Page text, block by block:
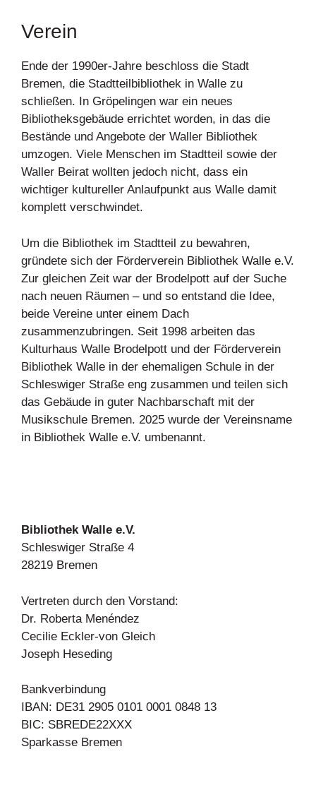
Verein
Ende der 1990er-Jahre beschloss die Stadt
Bremen, die Stadtteilbibliothek in Walle zu
schließen. In Gröpelingen war ein neues
Bibliotheksgebäude errichtet worden, in das die
Bestände und Angebote der Waller Bibliothek
umzogen. Viele Menschen im Stadtteil sowie der
Waller Beirat wollten jedoch nicht, dass ein
wichtiger kultureller Anlaufpunkt aus Walle damit
komplett verschwindet.
Um die Bibliothek im Stadtteil zu bewahren,
gründete sich der Förderverein Bibliothek Walle e.V.
Zur gleichen Zeit war der Brodelpott auf der Suche
nach neuen Räumen – und so entstand die Idee,
beide Vereine unter einem Dach
zusammenzubringen. Seit 1998 arbeiten das
Kulturhaus Walle Brodelpott und der Förderverein
Bibliothek Walle in der ehemaligen Schule in der
Schleswiger Straße eng zusammen und teilen sich
das Gebäude in guter Nachbarschaft mit der
Musikschule Bremen. 2025 wurde der Vereinsname
in Bibliothek Walle e.V. umbenannt.
Bibliothek Walle e.V.
Schleswiger Straße 4
28219 Bremen
Vertreten durch den Vorstand:
Dr. Roberta Menéndez
Cecilie Eckler-von Gleich
Joseph Heseding
Bankverbindung
IBAN: DE31 2905 0101 0001 0848 13
BIC: SBREDE22XXX
Sparkasse Bremen